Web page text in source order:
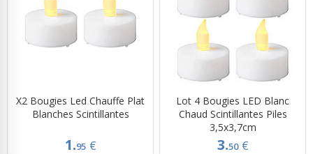
X2 Bougies Led Chauffe Plat
Blanches Scintillantes
1.95 €
Lot 4 Bougies LED Blanc
Chaud Scintillantes Piles
3,5x3,7cm
3.50 €